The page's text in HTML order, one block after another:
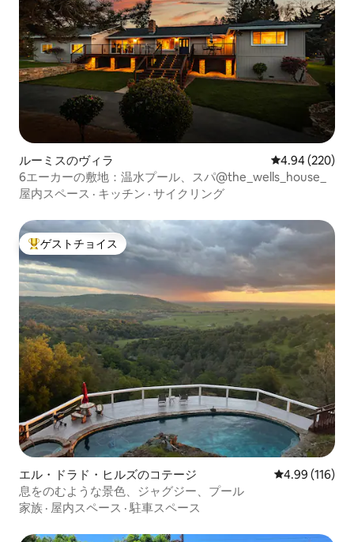
ルーミスのヴィラ レビュー220
4.94 (220)
6エーカーの敷地：温水プール、スパ@the_wells_house_
屋内スペース · キッチン · サイクリング
大好評のゲストチョイスです。
ゲストチョイス
エル・ドラド・ヒルズのコテージ レビュー116
4.99 (116)
息をのむような景色、ジャグジー、プール
家族 · 屋内スペース ·駐車スペース